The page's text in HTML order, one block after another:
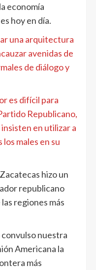
economía
hoy en día.
una arquitectura
avenidas de
de diálogo y
es difícil para
Republicano,
en utilizar a
males en su
hizo un
republicano
regiones más
nuestra
Americana la
más